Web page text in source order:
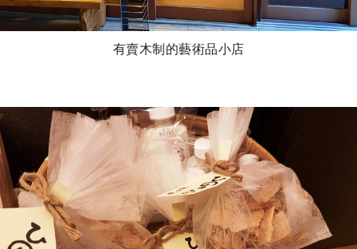
有賣木制的藝術品小店